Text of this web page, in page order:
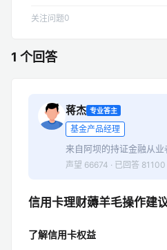
关注问题0
1 个回答
蒋杰 专业答主
基金产品经理
来自阿坝的持证金融从业
声望 66674 · 已回答
信用卡理财薅羊毛操作建
了解信用卡权益